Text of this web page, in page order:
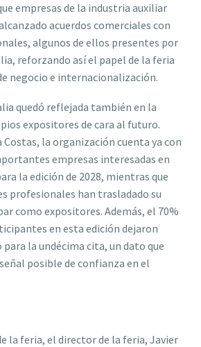
empresas de la industria auxiliar
acuerdos comerciales con
algunos de ellos presentes por
reforzando así el papel de la feria
negocio e internacionalización.
quedó reflejada también en la
expositores de cara al futuro.
Costas, la organización cuenta ya con
empresas interesadas en
la edición de 2028, mientras que
profesionales han trasladado su
como expositores. Además, el 70%
en esta edición dejaron
para la undécima cita, un dato que
posible de confianza en el
la feria, el director de la feria, Javier